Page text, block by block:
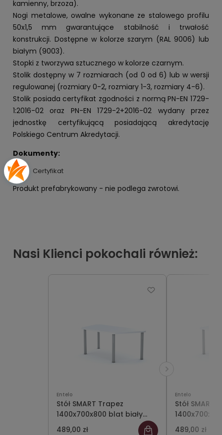
kamienny, brzoza).
Nogi metalowe, owalne wykonane ze stalowego profilu
50x1,5 mm gwarantujące stabilność i trwałość
konstrukcji. Dostępne w kolorze szarym (RAL 9006) lub
białym (9003).
Stopki z tworzywa sztucznego w kolorze czarnym.
Stolik dostępny w 7 rozmiarach (od 0 od 6) lub w wersji
regulowanej (rozmiary 0-2, rozmiary 1-3, rozmiary 4-6).
Stolik posiada certyfikat zgodności z normą PN-EN 1729-
1:2016-02 oraz PN-EN 1729-2+2016-02 wydany przez
jednostkę certyfikującą posiadającą akredytację
Polskiego Centrum Akredytacji.
Dokumenty:
Certyfikat
Produkt prefabrykowany - nie podlega zwrotowi.
Nasi Klienci pokochali również:
Entelo
Stół SMART Trapez
1400x700x800 blat biały
rozmiar 0
489,00 zł
Entelo
Stół SMART
rozmiar 1
489,00 zł